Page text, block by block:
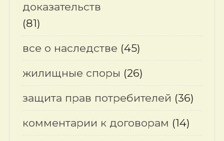
доказательств
(81)
все о наследстве (45)
жилищные споры (26)
защита прав потребителей (36)
комментарии к договорам (14)